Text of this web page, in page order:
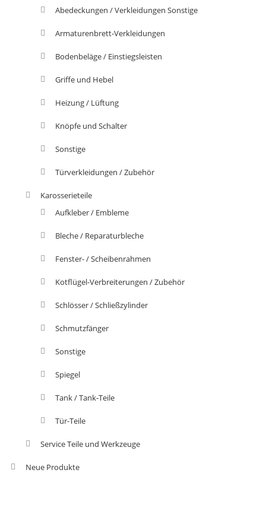
Abedeckungen / Verkleidungen Sonstige
Armaturenbrett-Verkleidungen
Bodenbeläge / Einstiegsleisten
Griffe und Hebel
Heizung / Lüftung
Knöpfe und Schalter
Sonstige
Türverkleidungen / Zubehör
Karosserieteile
Aufkleber / Embleme
Bleche / Reparaturbleche
Fenster- / Scheibenrahmen
Kotflügel-Verbreiterungen / Zubehör
Schlösser / Schließzylinder
Schmutzfänger
Sonstige
Spiegel
Tank / Tank-Teile
Tür-Teile
Service Teile und Werkzeuge
Neue Produkte